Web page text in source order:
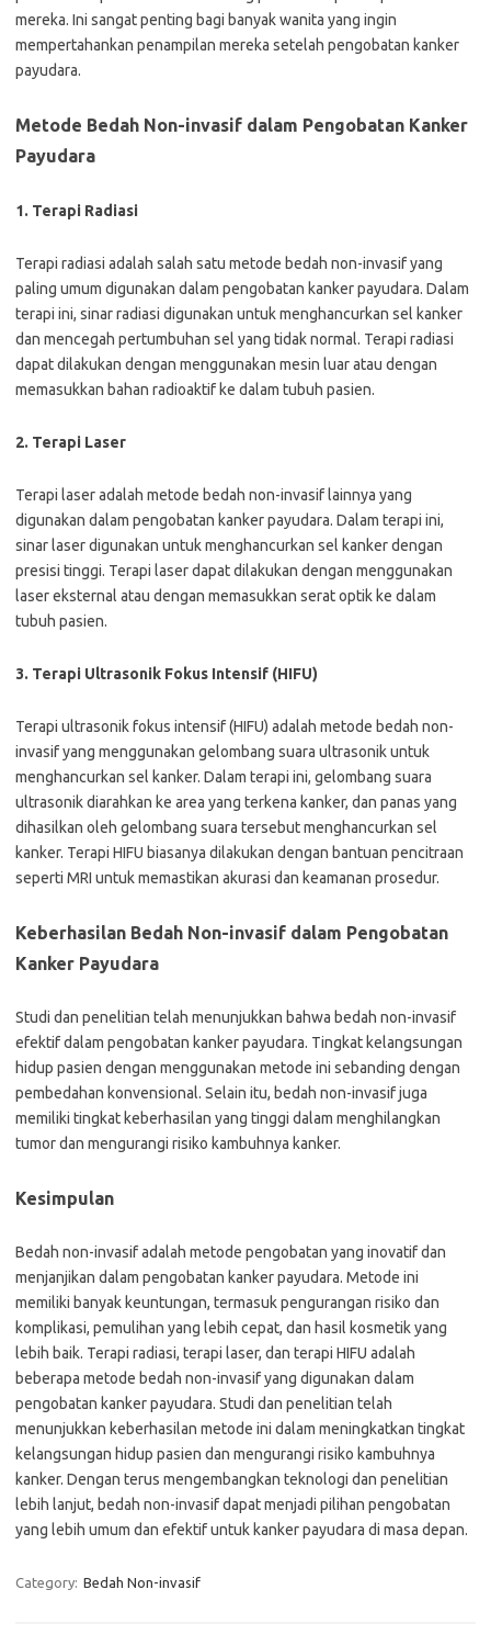
mereka. Ini sangat penting bagi banyak wanita yang ingin
mempertahankan penampilan mereka setelah pengobatan kanker
payudara.
Metode Bedah Non-invasif dalam Pengobatan Kanker
Payudara
1. Terapi Radiasi
Terapi radiasi adalah salah satu metode bedah non-invasif yang
paling umum digunakan dalam pengobatan kanker payudara. Dalam
terapi ini, sinar radiasi digunakan untuk menghancurkan sel kanker
dan mencegah pertumbuhan sel yang tidak normal. Terapi radiasi
dapat dilakukan dengan menggunakan mesin luar atau dengan
memasukkan bahan radioaktif ke dalam tubuh pasien.
2. Terapi Laser
Terapi laser adalah metode bedah non-invasif lainnya yang
digunakan dalam pengobatan kanker payudara. Dalam terapi ini,
sinar laser digunakan untuk menghancurkan sel kanker dengan
presisi tinggi. Terapi laser dapat dilakukan dengan menggunakan
laser eksternal atau dengan memasukkan serat optik ke dalam
tubuh pasien.
3. Terapi Ultrasonik Fokus Intensif (HIFU)
Terapi ultrasonik fokus intensif (HIFU) adalah metode bedah non-
invasif yang menggunakan gelombang suara ultrasonik untuk
menghancurkan sel kanker. Dalam terapi ini, gelombang suara
ultrasonik diarahkan ke area yang terkena kanker, dan panas yang
dihasilkan oleh gelombang suara tersebut menghancurkan sel
kanker. Terapi HIFU biasanya dilakukan dengan bantuan pencitraan
seperti MRI untuk memastikan akurasi dan keamanan prosedur.
Keberhasilan Bedah Non-invasif dalam Pengobatan
Kanker Payudara
Studi dan penelitian telah menunjukkan bahwa bedah non-invasif
efektif dalam pengobatan kanker payudara. Tingkat kelangsungan
hidup pasien dengan menggunakan metode ini sebanding dengan
pembedahan konvensional. Selain itu, bedah non-invasif juga
memiliki tingkat keberhasilan yang tinggi dalam menghilangkan
tumor dan mengurangi risiko kambuhnya kanker.
Kesimpulan
Bedah non-invasif adalah metode pengobatan yang inovatif dan
menjanjikan dalam pengobatan kanker payudara. Metode ini
memiliki banyak keuntungan, termasuk pengurangan risiko dan
komplikasi, pemulihan yang lebih cepat, dan hasil kosmetik yang
lebih baik. Terapi radiasi, terapi laser, dan terapi HIFU adalah
beberapa metode bedah non-invasif yang digunakan dalam
pengobatan kanker payudara. Studi dan penelitian telah
menunjukkan keberhasilan metode ini dalam meningkatkan tingkat
kelangsungan hidup pasien dan mengurangi risiko kambuhnya
kanker. Dengan terus mengembangkan teknologi dan penelitian
lebih lanjut, bedah non-invasif dapat menjadi pilihan pengobatan
yang lebih umum dan efektif untuk kanker payudara di masa depan.
Category: Bedah Non-invasif